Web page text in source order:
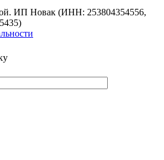
ИП Новак (ИНН: 253804354556,